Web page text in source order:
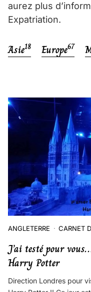
aurez plus
Expatriation.
Asie18 Europe67
ANGLETERRE CARNET
J’ai testé pour
Harry Potter
Direction Londres pour